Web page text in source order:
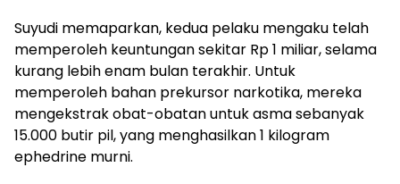
Suyudi memaparkan, kedua pelaku mengaku telah
memperoleh keuntungan sekitar Rp 1 miliar, selama
kurang lebih enam bulan terakhir. Untuk
memperoleh bahan prekursor narkotika, mereka
mengekstrak obat-obatan untuk asma sebanyak
15.000 butir pil, yang menghasilkan 1 kilogram
ephedrine murni.